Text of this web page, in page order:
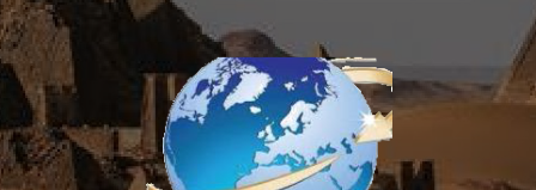
تخطي
إلى
المحتوى